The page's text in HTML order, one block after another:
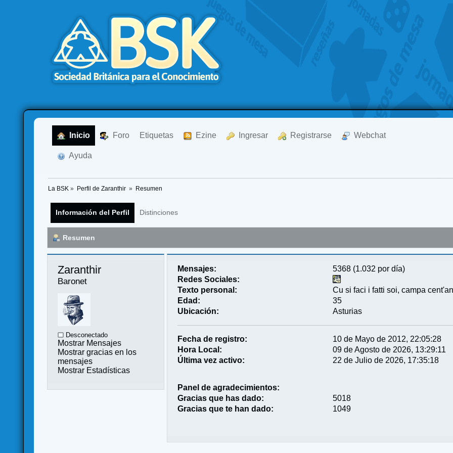
Inicio Foro Etiquetas Ezine Ingresar Registrarse Webchat
Ayuda
La BSK » Perfil de Zaranthir » Resumen
Información del Perfil Distinciones
Resumen
Zaranthir
Baronet
Desconectado
Mostrar Mensajes
Mostrar gracias en los
mensajes
Mostrar Estadísticas
Mensajes:
5368 (1.032 por día)
Redes Sociales:
Texto personal:
Cu si faci i fatti soi, campa
Edad:
35
Ubicación:
Asturias
Fecha de registro:
10 de Mayo de 2012, 22:05:28
Hora Local:
09 de Agosto de 2026, 13:29:11
Última vez activo:
22 de Julio de 2026, 17:35:18
Panel de agradecimientos:
Gracias que has dado:
5018
Gracias que te han dado:
1049